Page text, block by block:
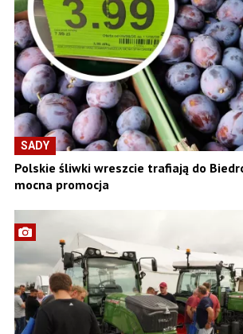
SADY
Polskie śliwki wreszcie trafiają do
mocna promocja